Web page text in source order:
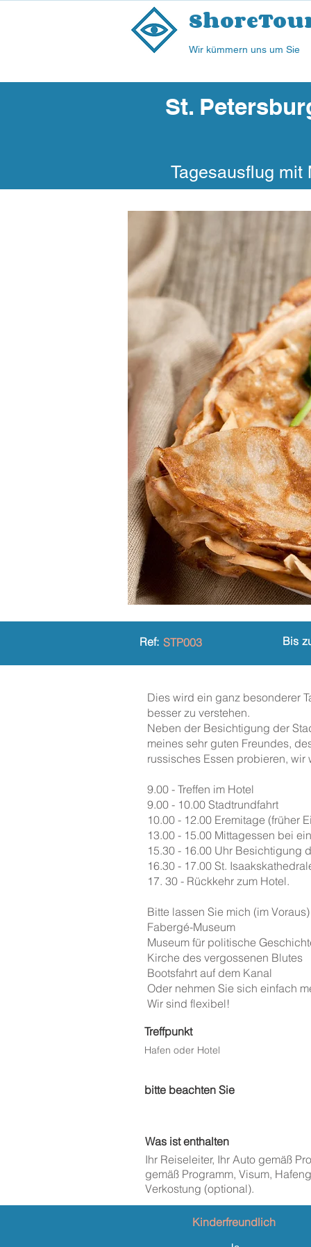
Wir kümmern uns um Sie
St.
Tagesausflug mit
Ref: STP003 Bis
Dies wird ein ganz besonderer
besser zu verstehen.
Neben der Besichtigung der
meines sehr guten Freundes,
russisches Essen probieren,
9.00 - Treffen im Hotel
9.00 - 10.00 Stadtrundfahrt
10.00 - 12.00 Eremitage (früher
13.00 - 15.00 Mittagessen bei
15.30 - 16.00 Uhr Besichtigung
16.30 - 17.00 St.
17. 30 - Rückkehr zum Hotel.
Bitte lassen Sie mich (im
Fabergé-Museum
Museum für politische
Kirche des vergossenen Blutes
Bootsfahrt auf dem Kanal
Oder nehmen Sie sich einfach
Wir sind flexibel!
Treffpunkt
Hafen oder Hotel
bitte beachten Sie
Was ist enthalten
Ihr Reiseleiter, Ihr Auto gemäß
gemäß Programm, Visum,
Verkostung (optional).
Kinderfreundlich